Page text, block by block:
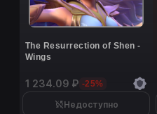
The Resurrection of Shen -
Wings
1 234.09 ₽ -25%
Недоступно